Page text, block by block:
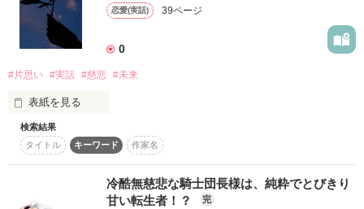
それは今時の人間なら誰もが聞いたことのある音、信号の音だ
った。
初めは空耳だろうと気にしてはいなかった。
でも、あんな事になるとは、想像してなかったんだーーー。
10/16 執筆開始！
恋愛(実話) 39ページ
0
#片思い #実話 #慈悲 #未来
表紙を見る
あの時に戻れる魔法
検索結果
タイトル
キーワード 作家名
冷酷無慈悲な騎士団長様は、純粋でとびきり
甘い転生者！？
完